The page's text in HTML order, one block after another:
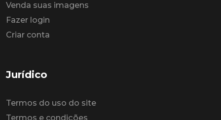
Venda suas imagens
Fazer login
Criar conta
Jurídico
Termos do uso do site
Termos e condições